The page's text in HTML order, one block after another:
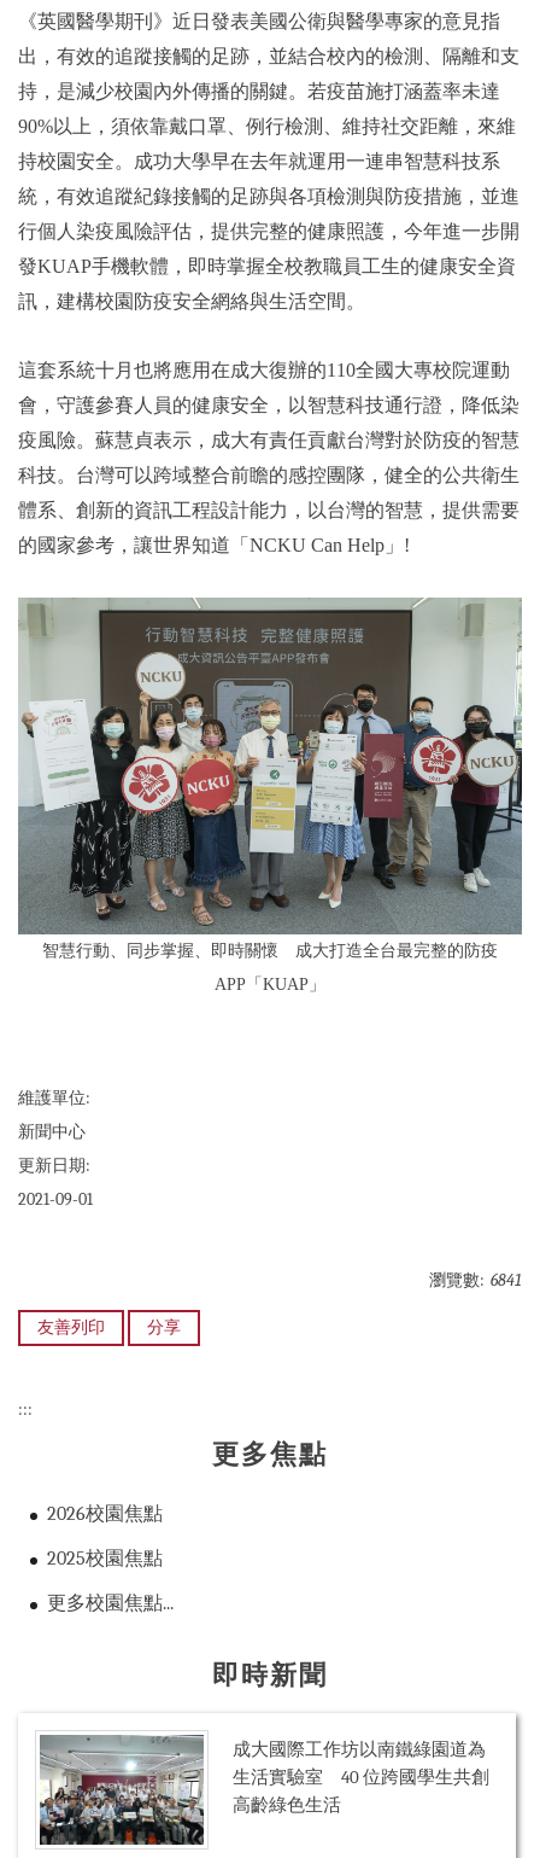
《英國醫學期刊》近日發表美國公衛與醫學專家的意見指
出，有效的追蹤接觸的足跡，並結合校內的檢測、隔離和支
持，是減少校園內外傳播的關鍵。若疫苗施打涵蓋率未達
90%以上，須依靠戴口罩、例行檢測、維持社交距離，來維
持校園安全。成功大學早在去年就運用一連串智慧科技系
統，有效追蹤紀錄接觸的足跡與各項檢測與防疫措施，並進
行個人染疫風險評估，提供完整的健康照護，今年進一步開
發KUAP手機軟體，即時掌握全校教職員工生的健康安全資
訊，建構校園防疫安全網絡與生活空間。
這套系統十月也將應用在成大復辦的110全國大專校院運動
會，守護參賽人員的健康安全，以智慧科技通行證，降低染
疫風險。蘇慧貞表示，成大有責任貢獻台灣對於防疫的智慧
科技。台灣可以跨域整合前瞻的感控團隊，健全的公共衛生
體系、創新的資訊工程設計能力，以台灣的智慧，提供需要
的國家參考，讓世界知道「NCKU Can Help」!
智慧行動、同步掌握、即時關懷 成大打造全台最完整的防疫
APP「KUAP」
維護單位:
新聞中心
更新日期:
2021-09-01
瀏覽數: 6841
友善列印 分享
:::
更多焦點
2026校園焦點
2025校園焦點
更多校園焦點...
即時新聞
成大國際工作坊以南鐵綠園道為
生活實驗室 40 位跨國學生共創
高齡綠色生活